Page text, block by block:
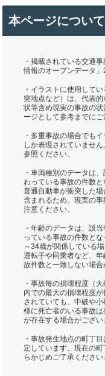
本ページについて
・掲載されている交通
情報のオープンデータ
・イラストに使用して
突地点など）は、代表
状等含め現実の事故の
ージとして参考までにご
・多重事故の場合でも
しか表現されていませ
参照ください。
・車両種別のデータは
わっている事故の件数
普通自動車が衝突した
含まれるため、現実の
注意ください。
・年齢のデータは、該
っている事故の件数と
～34歳が関係している
運転手や同乗者など、
故件数と一致しない場合
・事故毎の損壊程度（
内での最大の損壊程度
されていても、中破や
様に死亡者のいる事故
が存在する場合がござい
・事故発生地点の町丁
定しています。現在の
らかじめご了承ください